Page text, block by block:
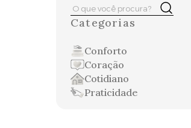
Pesquisar
por:
Buscar
Categorias
Conforto
Coração
Cotidiano
Praticidade